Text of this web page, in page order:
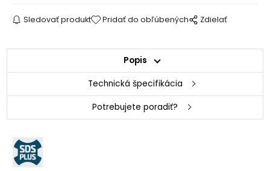
Sledovať produkt Pridať do obľúbených Zdielať
Popis
Technická špecifikácia
Potrebujete poradiť?